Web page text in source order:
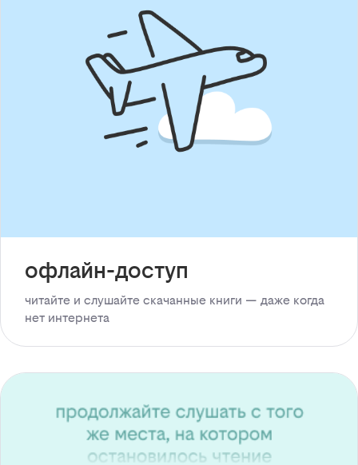
офлайн-доступ
читайте и слушайте скачанные книги — даже когда
нет интернета